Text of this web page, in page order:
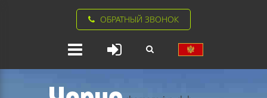
ОБРАТНЫЙ ЗВОНОК